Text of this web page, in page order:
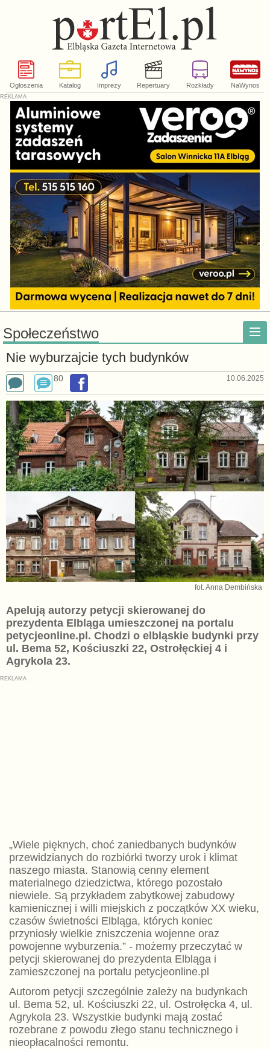
Ogłoszenia Katalog Imprezy Repertuary Rozkłady NaWynos
Społeczeństwo
Nie wyburzajcie tych budynków
80 10.06.2025
fot. Anna Dembińska
Apelują autorzy petycji skierowanej do
prezydenta Elbląga umieszczonej na portalu
petycjeonline.pl. Chodzi o elbląskie budynki przy
ul. Bema 52, Kościuszki 22, Ostrołęckiej 4 i
Agrykola 23.
„Wiele pięknych, choć zaniedbanych budynków
przewidzianych do rozbiórki tworzy urok i klimat
naszego miasta. Stanowią cenny element
materialnego dziedzictwa, którego pozostało
niewiele. Są przykładem zabytkowej zabudowy
kamienicznej i willi miejskich z początków XX wieku,
czasów świetności Elbląga, których koniec
przyniosły wielkie zniszczenia wojenne oraz
powojenne wyburzenia.” - możemy przeczytać w
petycji skierowanej do prezydenta Elbląga i
zamieszczonej na portalu petycjeonline.pl
Autorom petycji szczególnie zależy na budynkach
ul. Bema 52, ul. Kościuszki 22, ul. Ostrołęcka 4, ul.
Agrykola 23. Wszystkie budynki mają zostać
rozebrane z powodu złego stanu technicznego i
nieopłacalności remontu.